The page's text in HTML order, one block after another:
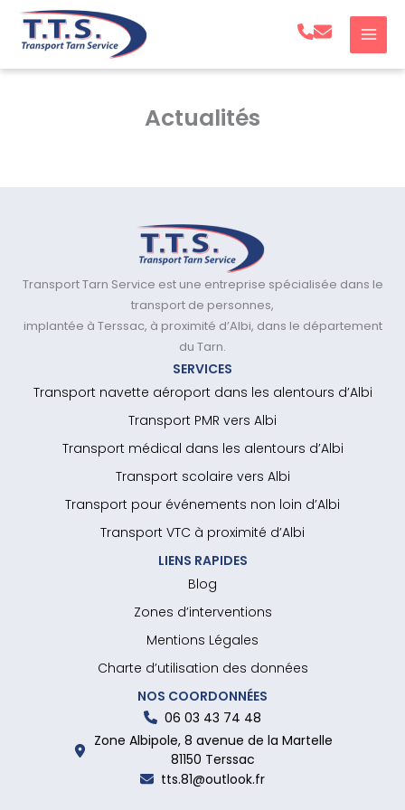
Aller
Actualités
Transport Tarn Service est une entreprise spécialisée dans le
transport de personnes,
implantée à Terssac, à proximité d’Albi, dans le département
du Tarn.
SERVICES
Transport navette aéroport dans les alentours d’Albi
Transport PMR vers Albi
Transport médical dans les alentours d’Albi
Transport scolaire vers Albi
Transport pour événements non loin d’Albi
Transport VTC à proximité d’Albi
LIENS RAPIDES
Blog
Zones d’interventions
Mentions Légales
Charte d’utilisation des données
NOS COORDONNÉES
06 03 43 74 48
Zone Albipole, 8 avenue de la Martelle
81150 Terssac
tts.81@outlook.fr